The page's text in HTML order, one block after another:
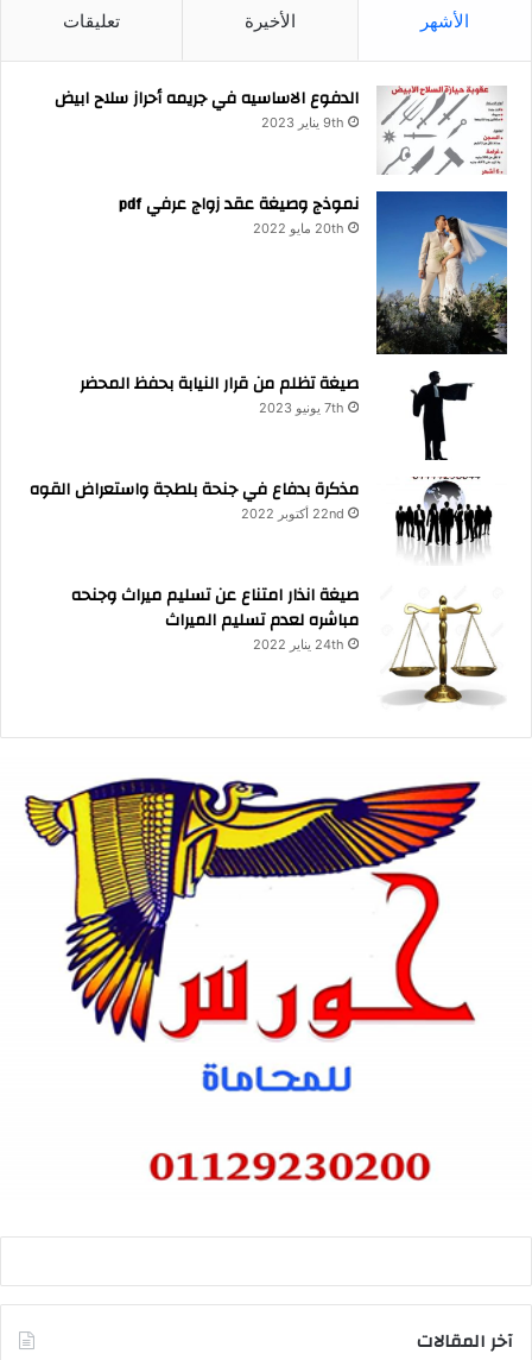
الأشهر الأخيرة تعليقات
الدفوع الاساسيه في جريمه أحراز سلاح ابيض
9th يناير 2023
نموذج وصيغة عقد زواج عرفي pdf
20th مايو 2022
صيغة تظلم من قرار النيابة بحفظ المحضر
7th يونيو 2023
مذكرة بدفاع في جنحة بلطجة واستعراض القوه
22nd أكتوبر 2022
صيغة انذار امتناع عن تسليم ميراث وجنحه
مباشره لعدم تسليم الميراث
24th يناير 2022
آخر المقالات